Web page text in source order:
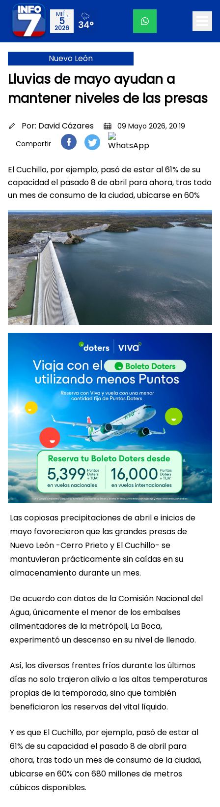
MIÉ.,
5
2026 34°
Nuevo León
Lluvias de mayo ayudan a
mantener niveles de las presas
Por: David Cázares
09 Mayo 2026, 20:19
Compartir
El Cuchillo, por ejemplo, pasó de estar al 61% de su
capacidad el pasado 8 de abril para ahora, tras todo
un mes de consumo de la ciudad, ubicarse en 60%
Las copiosas precipitaciones de abril e inicios de
mayo favorecieron que las grandes presas de
Nuevo León -Cerro Prieto y El Cuchillo- se
mantuvieran prácticamente sin caídas en su
almacenamiento durante un mes.
De acuerdo con datos de la Comisión Nacional del
Agua, únicamente el menor de los embalses
alimentadores de la metrópoli, La Boca,
experimentó un descenso en su nivel de llenado.
Así, los diversos frentes fríos durante los últimos
días no solo trajeron alivio a las altas temperaturas
propias de la temporada, sino que también
beneficiaron las reservas del vital líquido.
Y es que El Cuchillo, por ejemplo, pasó de estar al
61% de su capacidad el pasado 8 de abril para
ahora, tras todo un mes de consumo de la ciudad,
ubicarse en 60% con 680 millones de metros
cúbicos disponibles.